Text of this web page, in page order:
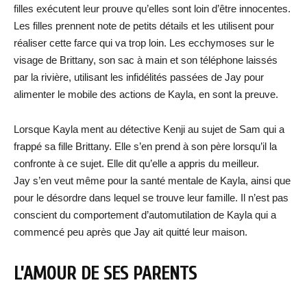
filles exécutent leur prouve qu’elles sont loin d’être innocentes.
Les filles prennent note de petits détails et les utilisent pour
réaliser cette farce qui va trop loin. Les ecchymoses sur le
visage de Brittany, son sac à main et son téléphone laissés
par la rivière, utilisant les infidélités passées de Jay pour
alimenter le mobile des actions de Kayla, en sont la preuve.
Lorsque Kayla ment au détective Kenji au sujet de Sam qui a
frappé sa fille Brittany. Elle s’en prend à son père lorsqu’il la
confronte à ce sujet. Elle dit qu’elle a appris du meilleur.
Jay s’en veut même pour la santé mentale de Kayla, ainsi que
pour le désordre dans lequel se trouve leur famille. Il n’est pas
conscient du comportement d’automutilation de Kayla qui a
commencé peu après que Jay ait quitté leur maison.
L’AMOUR DE SES PARENTS